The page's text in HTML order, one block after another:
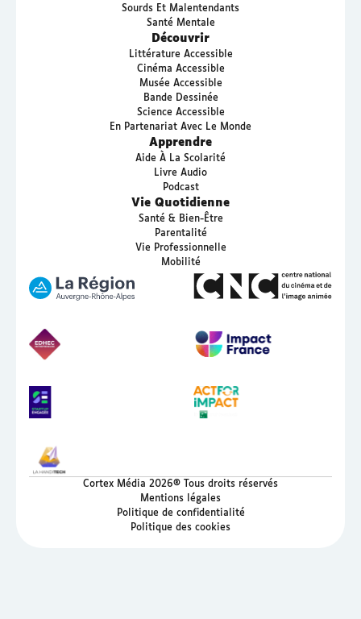
Sourds Et Malentendants
Santé Mentale
Découvrir
Littérature Accessible
Cinéma Accessible
Musée Accessible
Bande Dessinée
Science Accessible
En Partenariat Avec Le Monde
Apprendre
Aide À La Scolarité
Livre Audio
Podcast
Vie Quotidienne
Santé & Bien-Être
Parentalité
Vie Professionnelle
Mobilité
Cortex Média 2026® Tous droits réservés
Mentions légales
Politique de confidentialité
Politique des cookies